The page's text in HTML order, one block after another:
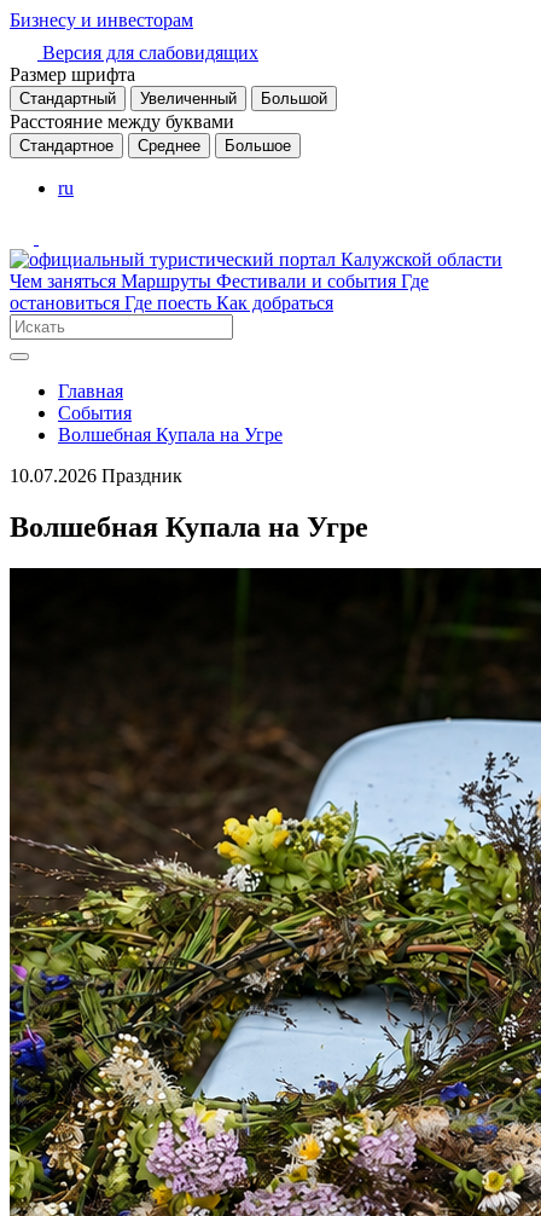
Бизнесу и инвесторам
Версия для слабовидящих
Размер шрифта
Стандартный Увеличенный Большой
Расстояние между буквами
Стандартное Среднее Большое
ru
Чем заняться Маршруты Фестивали и события Где
остановиться Где поесть Как добраться
Главная
События
Волшебная Купала на Угре
10.07.2026 Праздник
Волшебная Купала на Угре